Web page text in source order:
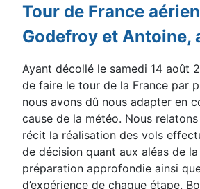
Tour de France
Godefroy et Antoine,
Ayant décollé le samedi 14 août
de faire le tour de la France par
nous avons dû nous adapter en
cause de la météo. Nous relatons
récit la réalisation des vols
de décision quant aux aléas de la
préparation approfondie ainsi
d’expérience de chaque étape.